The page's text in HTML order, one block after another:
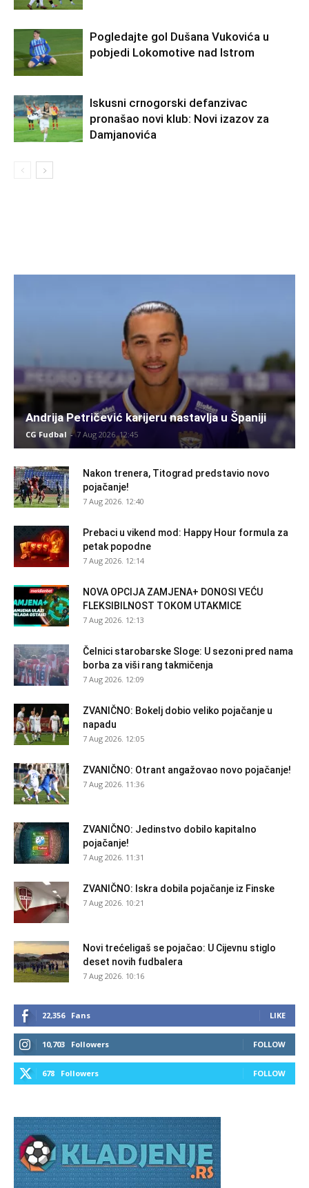
Pogledajte gol Dušana Vukovića u
pobjedi Lokomotive nad Istrom
Iskusni crnogorski defanzivac
pronašao novi klub: Novi izazov za
Damjanovića
Andrija Petričević karijeru nastavlja u Španiji
CG Fudbal - 7 Aug 2026. 12:45
Nakon trenera, Titograd predstavio novo
pojačanje!
7 Aug 2026. 12:40
Prebaci u vikend mod: Happy Hour formula za
petak popodne
7 Aug 2026. 12:14
NOVA OPCIJA ZAMJENA+ DONOSI VEĆU
FLEKSIBILNOST TOKOM UTAKMICE
7 Aug 2026. 12:13
Čelnici starobarske Sloge: U sezoni pred nama
borba za viši rang takmičenja
7 Aug 2026. 12:09
ZVANIČNO: Bokelj dobio veliko pojačanje u
napadu
7 Aug 2026. 12:05
ZVANIČNO: Otrant angažovao novo pojačanje!
7 Aug 2026. 11:36
ZVANIČNO: Jedinstvo dobilo kapitalno
pojačanje!
7 Aug 2026. 11:31
ZVANIČNO: Iskra dobila pojačanje iz Finske
7 Aug 2026. 10:21
Novi trećeligaš se pojačao: U Cijevnu stiglo
deset novih fudbalera
7 Aug 2026. 10:16
22,356 Fans LIKE
10,703 Followers FOLLOW
678 Followers FOLLOW